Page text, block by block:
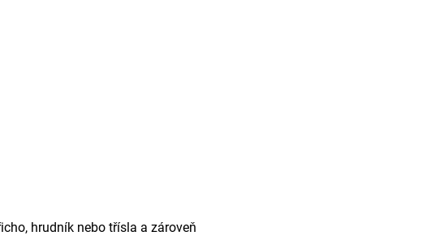
hrudník nebo třísla a zároveň